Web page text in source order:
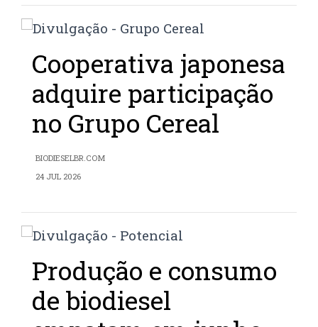
Cooperativa japonesa
adquire participação
no Grupo Cereal
BIODIESELBR.COM
24 JUL 2026
Produção e consumo
de biodiesel